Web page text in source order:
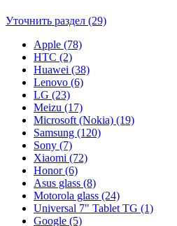
Уточнить раздел (29)
Apple (78)
HTC (2)
Huawei (38)
Lenovo (6)
LG (23)
Meizu (17)
Microsoft (Nokia) (19)
Samsung (120)
Sony (7)
Xiaomi (72)
Honor (6)
Asus glass (8)
Motorola glass (24)
Universal 7" Tablet TG (1)
Google (5)